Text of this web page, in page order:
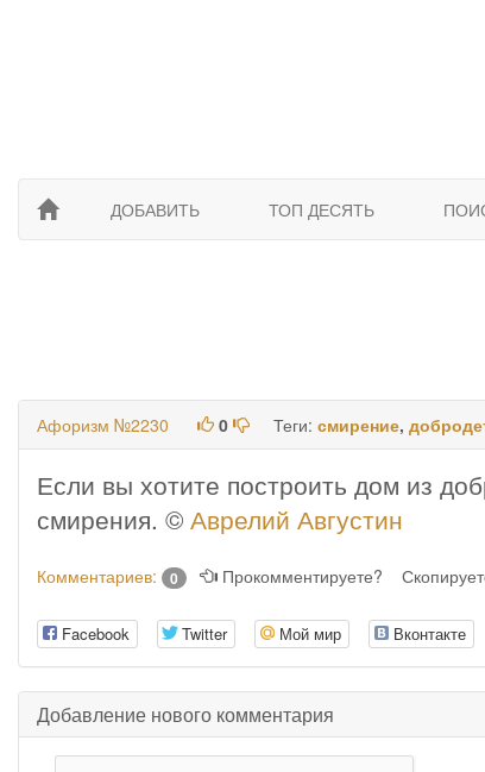
ДОБАВИТЬ ТОП ДЕСЯТЬ
Афоризм №2230 0 Теги: смирение,
Если вы хотите построить дом из
смирения. © Аврелий Августин
Комментариев: 0 Прокомментируете?
Facebook Twitter Мой мир Вконтакте
Добавление нового комментария